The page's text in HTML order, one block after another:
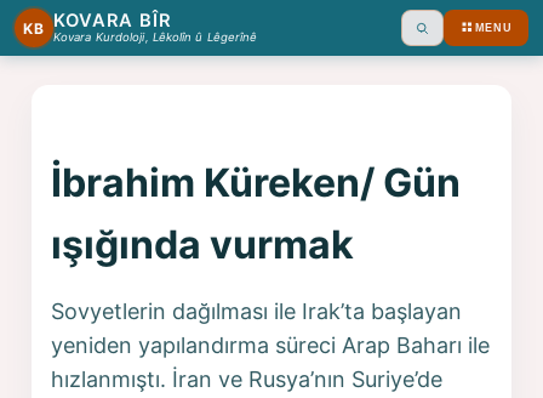
KB KOVARA BÎR
Kovara Kurdoloji, Lêkolîn û Lêgerînê Ara MENU
İbrahim Küreken/ Gün
ışığında vurmak
Sovyetlerin dağılması ile Irak’ta başlayan
yeniden yapılandırma süreci Arap Baharı ile
hızlanmıştı. İran ve Rusya’nın Suriye’de